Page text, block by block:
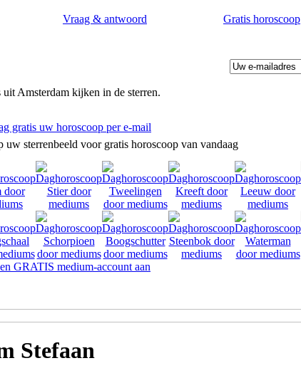
Vraag & antwoord Gratis horoscoop
uit Amsterdam kijken in de sterren.
gratis uw horoscoop per e-mail
uw sterrenbeeld voor gratis horoscoop van vandaag
GRATIS medium-account aan
Stefaan